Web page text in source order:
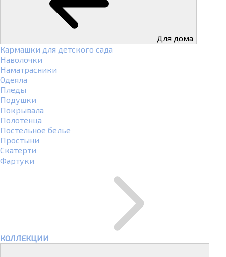
Для дома
Кармашки для детского сада
Наволочки
Наматрасники
Одеяла
Пледы
Подушки
Покрывала
Полотенца
Постельное белье
Простыни
Скатерти
Фартуки
КОЛЛЕКЦИИ